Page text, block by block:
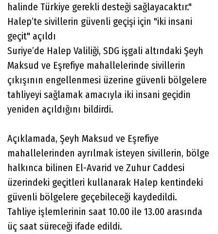
halinde Türkiye gerekli desteği sağlayacaktır."
Halep’te sivillerin güvenli geçişi için "iki insani
geçit" açıldı
Suriye’de Halep Valiliği, SDG işgali altındaki Şeyh
Maksud ve Eşrefiye mahallelerinde sivillerin
çıkışının engellenmesi üzerine güvenli bölgelere
tahliyeyi sağlamak amacıyla iki insani geçidin
yeniden açıldığını bildirdi.
Açıklamada, Şeyh Maksud ve Eşrefiye
mahallelerinden ayrılmak isteyen sivillerin, bölge
halkınca bilinen El-Avarid ve Zuhur Caddesi
üzerindeki geçitleri kullanarak Halep kentindeki
güvenli bölgelere geçebileceği kaydedildi.
Tahliye işlemlerinin saat 10.00 ile 13.00 arasında
üç saat süreceği ifade edildi.